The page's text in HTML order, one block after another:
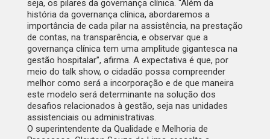
seja, os pilares da governança clínica. “Além da
história da governança clínica, abordaremos a
importância de cada pilar na assistência, na prestação
de contas, na transparência, e observar que a
governança clínica tem uma amplitude gigantesca na
gestão hospitalar”, afirma. A expectativa é que, por
meio do talk show, o cidadão possa compreender
melhor como será a incorporação e de que maneira
este modelo será determinante na solução dos
desafios relacionados à gestão, seja nas unidades
assistenciais ou administrativas.
O superintendente da Qualidade e Melhoria de